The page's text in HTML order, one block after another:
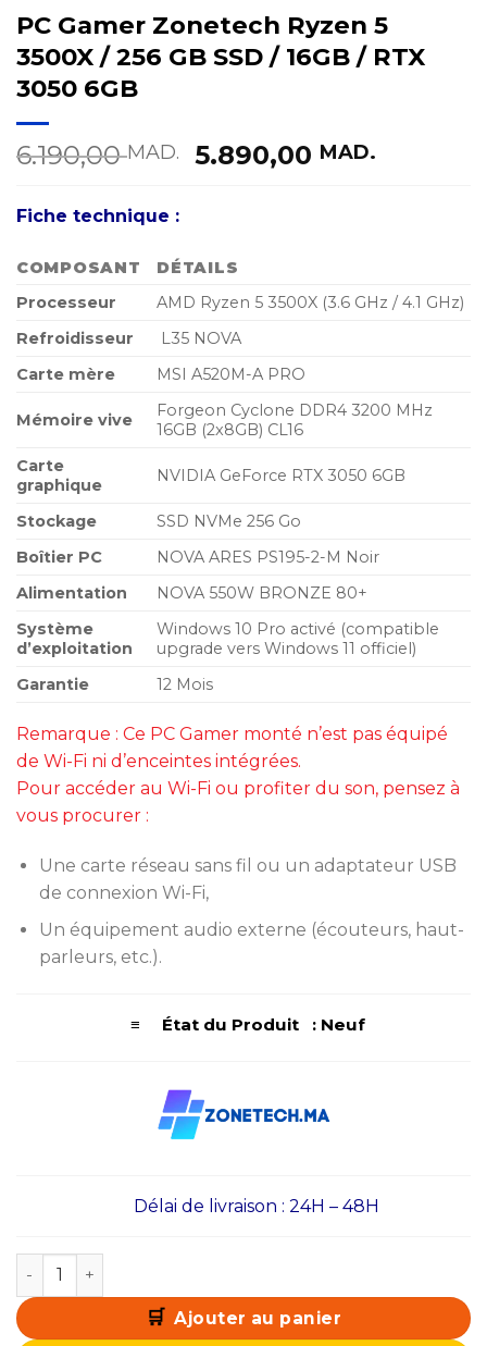
PC Gamer Zonetech Ryzen 5
3500X / 256 GB SSD / 16GB / RTX
3050 6GB
6.190,00MAD.
Le
6.190,00 MAD..
5.890,00 MAD.
Fiche technique :
COMPOSANT
DÉTAILS
Processeur
AMD Ryzen 5 3500X (3.6 GHz / 4.1 GHz)
Refroidisseur
L35 NOVA
Carte mère
MSI A520M-A PRO
Mémoire vive
Forgeon Cyclone DDR4 3200 MHz
16GB (2x8GB) CL16
Carte
graphique
NVIDIA GeForce RTX 3050 6GB
Stockage
SSD NVMe 256 Go
Boîtier PC
NOVA ARES PS195-2-M Noir
Alimentation
NOVA 550W BRONZE 80+
Système
d’exploitation
Windows 10 Pro activé (compatible
upgrade vers Windows 11 officiel)
Garantie
12 Mois
Remarque : Ce PC Gamer monté n’est pas équipé
de Wi-Fi ni d’enceintes intégrées.
Pour accéder au Wi-Fi ou profiter du son, pensez à
vous procurer :
Une carte réseau sans fil ou un adaptateur USB
de connexion Wi-Fi,
Un équipement audio externe (écouteurs, haut-
parleurs, etc.).
≡ État du Produit : Neuf
Délai de livraison : 24H – 48H
quantité de PC Gamer Zonetech Ryzen 5 3500X / 256
Ajouter au panier